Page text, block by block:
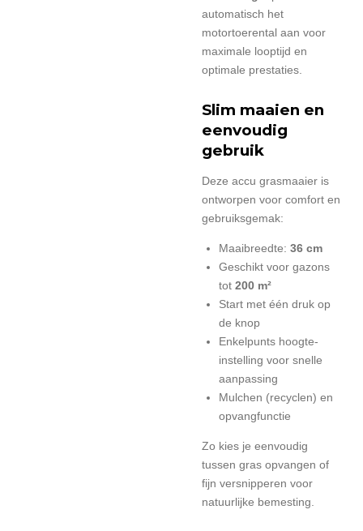
automatisch het
motortoerental aan voor
maximale looptijd en
optimale prestaties.
Slim maaien en
eenvoudig
gebruik
Deze accu grasmaaier is
ontworpen voor comfort en
gebruiksgemak:
Maaibreedte: 36 cm
Geschikt voor gazons
tot 200 m²
Start met één druk op
de knop
Enkelpunts hoogte-
instelling voor snelle
aanpassing
Mulchen (recyclen) en
opvangfunctie
Zo kies je eenvoudig
tussen gras opvangen of
fijn versnipperen voor
natuurlijke bemesting.